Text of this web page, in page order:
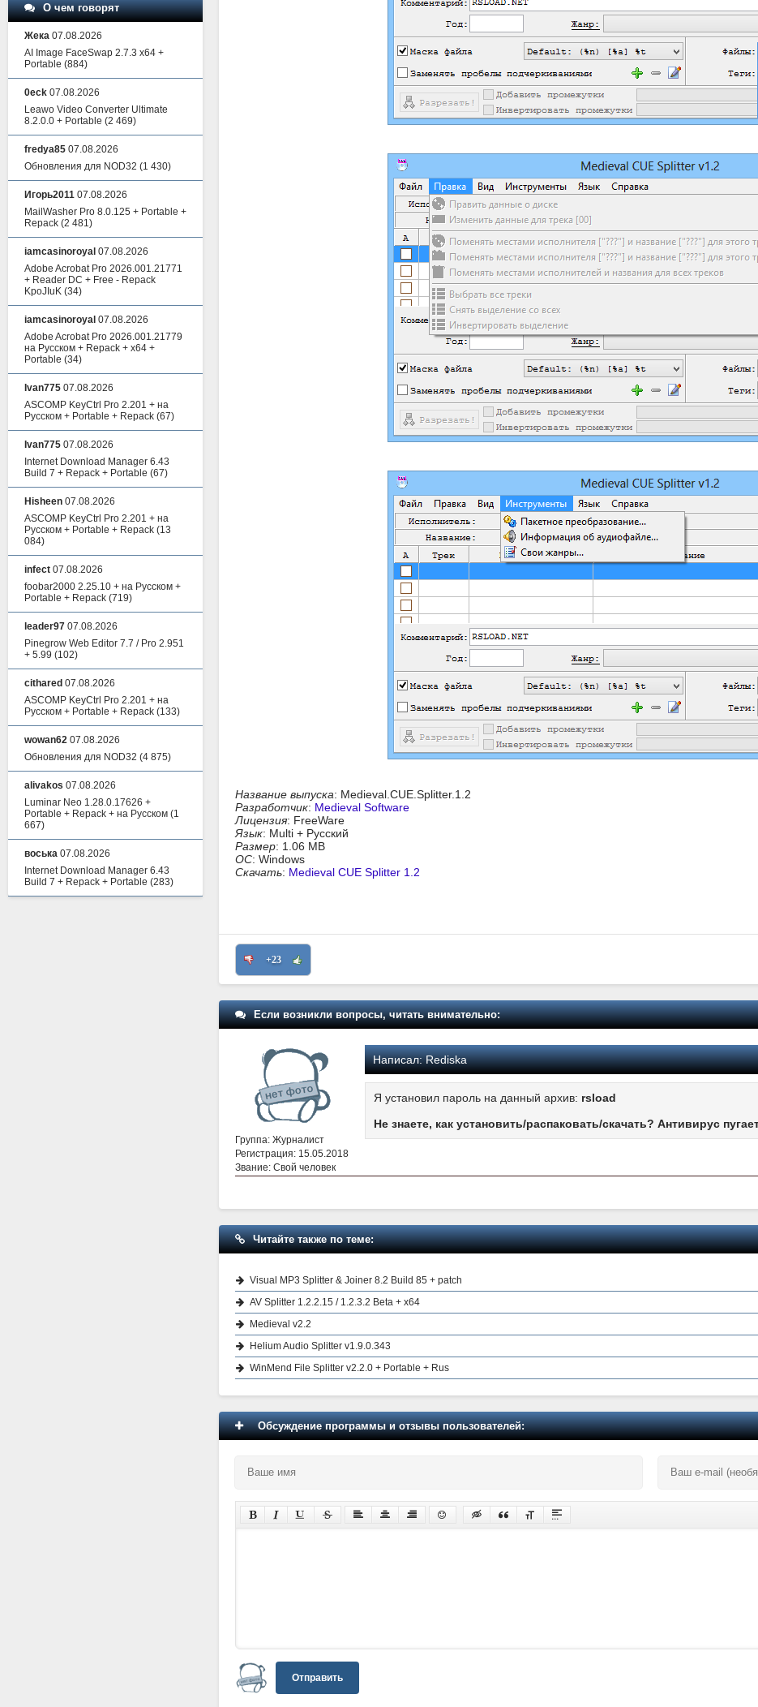
Название выпуска: Medieval.CUE.Splitter.1.2
Разработчик: Medieval Software
Лицензия: FreeWare
Язык: Multi + Русский
Размер: 1.06 MB
ОС: Windows
Скачать: Medieval CUE Splitter 1.2
+23
Если возникли вопросы, читать внимательно:
Группа: Журналист
Регистрация: 15.05.2018
Звание: Свой человек
Написал:Rediska
Я установил пароль на данный архив: rsload
Не знаете, как установить/распаковать/скачать? Антивирус
Читайте также по теме:
Visual MP3 Splitter & Joiner 8.2 Build 85 + patch
AV Splitter 1.2.2.15 / 1.2.3.2 Beta + x64
Medieval v2.2
Helium Audio Splitter v1.9.0.343
WinMend File Splitter v2.2.0 + Portable + Rus
Обсуждение программы и отзывы пользователей:
Отправить
О чем говорят
Жека 07.08.2026
AI Image FaceSwap 2.7.3 x64 +
Portable (884)
0eck 07.08.2026
Leawo Video Converter Ultimate
8.2.0.0 + Portable (2 469)
fredya85 07.08.2026
Обновления для NOD32 (1 430)
Игорь2011 07.08.2026
MailWasher Pro 8.0.125 + Portable +
Repack (2 481)
iamcasinoroyal 07.08.2026
Adobe Acrobat Pro 2026.001.21771
+ Reader DC + Free - Repack
KpoJIuK (34)
iamcasinoroyal 07.08.2026
Adobe Acrobat Pro 2026.001.21779
на Русском + Repack + x64 +
Portable (34)
Ivan775 07.08.2026
ASCOMP KeyCtrl Pro 2.201 + на
Русском + Portable + Repack (67)
Ivan775 07.08.2026
Internet Download Manager 6.43
Build 7 + Repack + Portable (67)
Hisheen 07.08.2026
ASCOMP KeyCtrl Pro 2.201 + на
Русском + Portable + Repack (13
084)
infect 07.08.2026
foobar2000 2.25.10 + на Русском +
Portable + Repack (719)
leader97 07.08.2026
Pinegrow Web Editor 7.7 / Pro 2.951
+ 5.99 (102)
cithared 07.08.2026
ASCOMP KeyCtrl Pro 2.201 + на
Русском + Portable + Repack (133)
wowan62 07.08.2026
Обновления для NOD32 (4 875)
alivakos 07.08.2026
Luminar Neo 1.28.0.17626 +
Portable + Repack + на Русском (1
667)
воська 07.08.2026
Internet Download Manager 6.43
Build 7 + Repack + Portable (283)